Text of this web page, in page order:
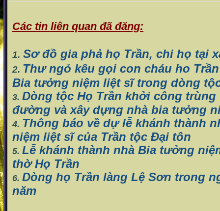
Các tin liên quan đã đăng:
1. Sơ đồ gia phả họ Trần, chi họ tại
2. Thư ngỏ kêu gọi con cháu ho
Bia tưởng niệm liệt sĩ trong dòng
3. Dòng tộc Họ Trần khởi công
đường và xây dựng nhà bia tưởng
4. Thông báo về dự lễ khánh thành
niệm liệt sĩ của Trần tộc Đại tôn
5. Lễ khánh thành nhà Bia tưởng
thờ Họ Trần
6. Dòng họ Trần làng Lệ Sơn trong
năm